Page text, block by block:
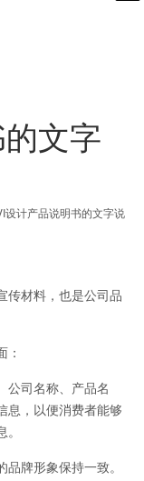
文字
设计产品说明书的文字说
传材料，也是公司品
：
公司名称、产品名
息，以便消费者能够
牌形象保持一致。